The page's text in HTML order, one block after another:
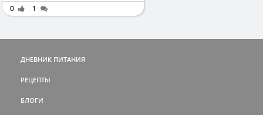
0 1
ДНЕВНИК ПИТАНИЯ
РЕЦЕПТЫ
БЛОГИ